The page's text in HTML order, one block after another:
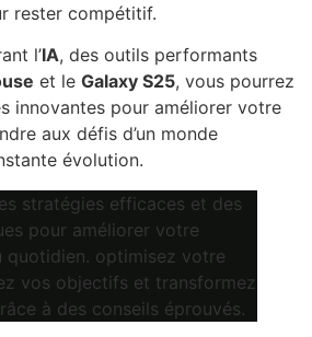
rester compétitif.
l’IA, des outils performants
et le Galaxy S25, vous pourrez
innovantes pour améliorer votre
aux défis d’un monde
évolution.